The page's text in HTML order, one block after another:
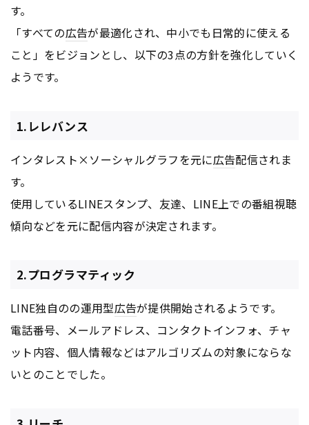
す。
「すべての広告が最適化され、中小でも日常的に使える
こと」をビジョンとし、以下の3点の方針を強化していく
ようです。
1.レレバンス
インタレスト×ソーシャルグラフを元に広告配信されま
す。
使用しているLINEスタンプ、友達、LINE上での番組視聴
傾向などを元に配信内容が決定されます。
2.プログラマティック
LINE独自のの運用型広告が提供開始されるようです。
電話番号、メールアドレス、コンタクトインフォ、チャ
ット内容、個人情報などはアルゴリズムの対象にならな
いとのことでした。